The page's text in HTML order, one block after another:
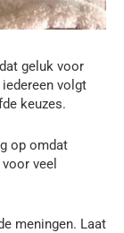
geluk voor
volgt
keuzes.
op omdat
veel
meningen. Laat